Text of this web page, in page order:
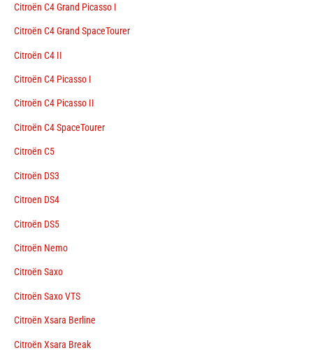
Citroën C4 Grand Picasso I
Citroën C4 Grand SpaceTourer
Citroën C4 II
Citroën C4 Picasso I
Citroën C4 Picasso II
Citroën C4 SpaceTourer
Citroën C5
Citroën DS3
Citroen DS4
Citroën DS5
Citroën Nemo
Citroën Saxo
Citroën Saxo VTS
Citroën Xsara Berline
Citroën Xsara Break